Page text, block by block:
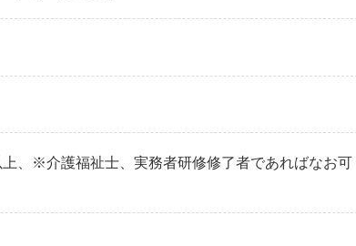
、※介護福祉士、実務者研修修了者であればなお可